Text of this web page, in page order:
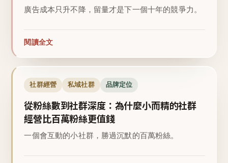
廣告成本只升不降，留量才是下一個十年的競爭力。
閱讀全文
社群經營 私域社群 品牌定位
從粉絲數到社群深度：為什麼小而精的社群
經營比百萬粉絲更值錢
一個會互動的小社群，勝過沉默的百萬粉絲。